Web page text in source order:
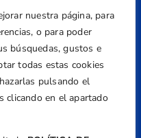
nuestra página, para
o para poder
búsquedas, gustos e
todas estas cookies
pulsando el
clicando en el apartado